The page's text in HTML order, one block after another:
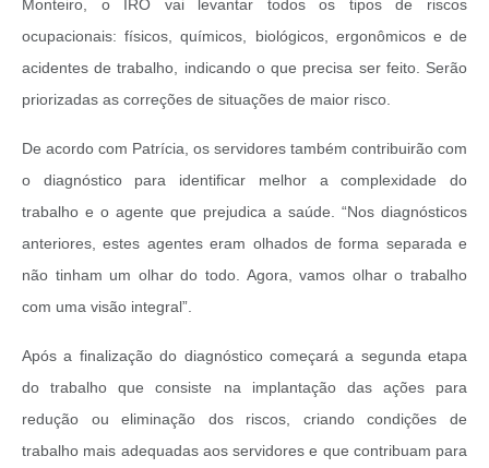
Monteiro, o IRO vai levantar todos os tipos de riscos
ocupacionais: físicos, químicos, biológicos, ergonômicos e de
acidentes de trabalho, indicando o que precisa ser feito. Serão
priorizadas as correções de situações de maior risco.
De acordo com Patrícia, os servidores também contribuirão com
o diagnóstico para identificar melhor a complexidade do
trabalho e o agente que prejudica a saúde. “Nos diagnósticos
anteriores, estes agentes eram olhados de forma separada e
não tinham um olhar do todo. Agora, vamos olhar o trabalho
com uma visão integral”.
Após a finalização do diagnóstico começará a segunda etapa
do trabalho que consiste na implantação das ações para
redução ou eliminação dos riscos, criando condições de
trabalho mais adequadas aos servidores e que contribuam para